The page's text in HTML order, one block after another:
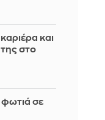
και
στο
φωτιά σε